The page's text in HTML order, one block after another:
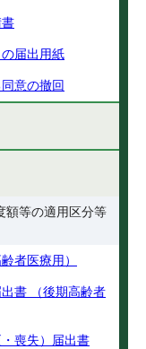
届出用紙
意の撤回
額等の適用区分等
者医療用）
書 （後期高齢者
喪失）届出書